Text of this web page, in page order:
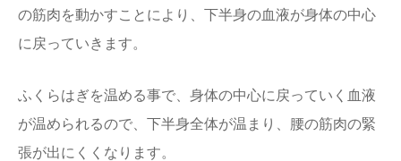
の筋肉を動かすことにより、下半身の血液が身体の中心
に戻っていきます。
ふくらはぎを温める事で、身体の中心に戻っていく血液
が温められるので、下半身全体が温まり、腰の筋肉の緊
張が出にくくなります。